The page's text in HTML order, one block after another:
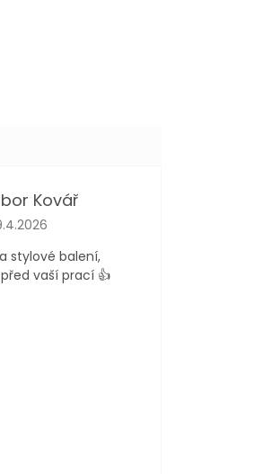
Kovář
obchodu je 5 z 5 hvězdiček.
stylové balení,
vaší prací 👍